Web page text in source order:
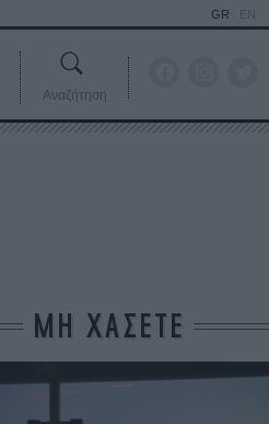
GR EN
Αναζήτηση
ΜΗ ΧΑΣΕΤΕ